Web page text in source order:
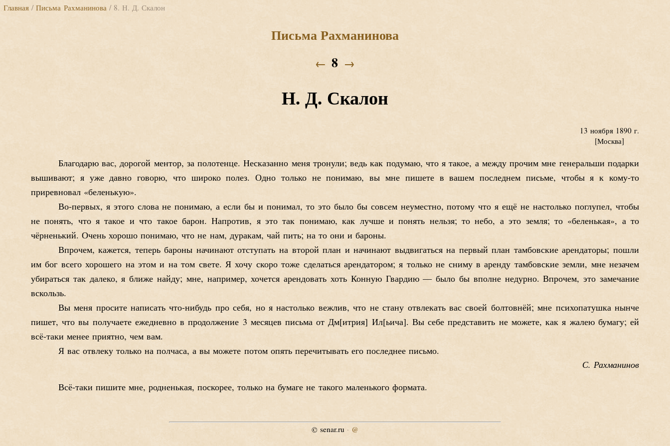
Главная /Письма Рахманинова/ 8. Н. Д. Скалон
Письма Рахманинова
← 8 →
Н. Д. Скалон
13 ноября 1890 г.
[Москва]
Благодарю вас, дорогой ментор, за полотенце. Несказанно меня тронули; ведь как подумаю, что я такое, а между прочим мне генеральши подарки
вышивают; я уже давно говорю, что широко полез. Одно только не понимаю, вы мне пишете в вашем последнем письме, чтобы я к кому-то
приревновал «беленькую».
Во-первых, я этого слова не понимаю, а если бы и понимал, то это было бы совсем неуместно, потому что я ещё не настолько поглупел, чтобы
не понять, что я такое и что такое барон. Напротив, я это так понимаю, как лучше и понять нельзя; то небо, а это земля; то «беленькая», а то
чёрненький. Очень хорошо понимаю, что не нам, дуракам, чай пить; на то они и бароны.
Впрочем, кажется, теперь бароны начинают отступать на второй план и начинают выдвигаться на первый план тамбовские арендаторы; пошли
им бог всего хорошего на этом и на том свете. Я хочу скоро тоже сделаться арендатором; я только не сниму в аренду тамбовские земли, мне незачем
убираться так далеко, я ближе найду; мне, например, хочется арендовать хоть Конную Гвардию — было бы вполне недурно. Впрочем, это замечание
вскользь.
Вы меня просите написать что-нибудь про себя, но я настолько вежлив, что не стану отвлекать вас своей болтовнёй; мне психопатушка нынче
пишет, что вы получаете ежедневно в продолжение 3 месяцев письма от Дм итрия Ил ьича . Вы себе представить не можете, как я жалею бумагу; ей
всё-таки менее приятно, чем вам.
Я вас отвлеку только на полчаса, а вы можете потом опять перечитывать его последнее письмо.
С. Рахманинов
Всё-таки пишите мне, родненькая, поскорее, только на бумаге не такого маленького формата.
©senar.ru · @